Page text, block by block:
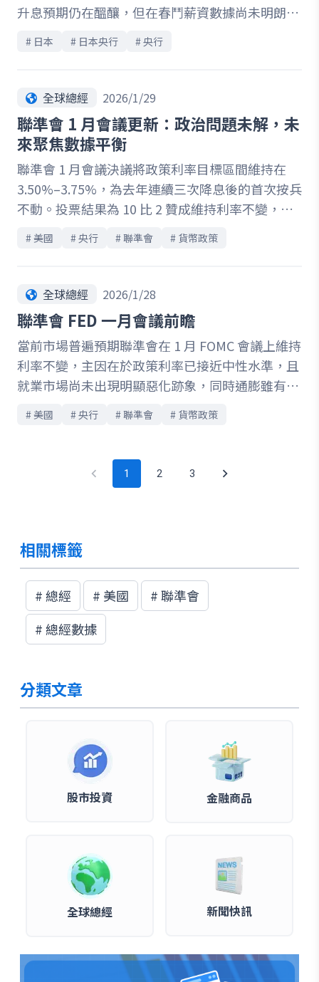
斷全年貨幣政策走向的重要轉折點。
升息預期仍在醞釀，但在春鬥薪資數據尚未明朗，
遍預期本次將按兵不動。本文深入解析日本央行面
支撐經濟復甦；另一方面，消費疲弱與防禦性儲蓄
仍限制內需動能。同時，日圓貶值與能源價格上漲
帶來的輸入性通膨，正逐步改變政策風險平衡。隨
著市場焦點轉向 4 月會議，薪資成長是否落實、企
業信心是否延續，將成為決定升息時點的關鍵。這
場在通膨與成長之間的權衡，正為日本貨幣政策走
向埋下重要伏筆。
# 日本 # 日本央行 # 央行
全球總經 2026/1/29
聯準會 1 月會議更新：政治問題未解，未
來聚焦數據平衡
聯準會 1 月會議決議將政策利率目標區間維持在
3.50%–3.75%，為去年連續三次降息後的首次按兵
不動。投票結果為 10 比 2 贊成維持利率不變，顯
示委員會內部對暫停降息、先觀察數據的共識相對
集中，兩位反對者主張降息 1 碼，反映仍有少數官
# 美國 # 央行 # 聯準會 # 貨幣政策
全球總經 2026/1/28
聯準會 FED 一月會議前瞻
當前市場普遍預期聯準會在 1 月 FOMC 會議上維持
利率不變，主因在於政策利率已接近中性水準，且
就業市場尚未出現明顯惡化跡象，同時通膨雖有降
溫但仍高於 2% 目標，使聯準會更傾向「暫停降
息、等待數據」的審慎策略。本次會議雖不公布
會將成為關鍵觀察焦點，包含對經濟成長、勞動市
場風險、通膨回落動能及未來降息節奏的暗示；此
場對今年降息預期偏向下半年才啟動，全年約 2 碼
的情境，後續仍需視通膨與就業數據變化而定。
# 美國 # 央行 # 聯準會 # 貨幣政策
1 2 3
相關標籤
#總經 # 美國 #聯準會
#總經數據
分類文章
股市投資 金融商品
全球總經 新聞快訊